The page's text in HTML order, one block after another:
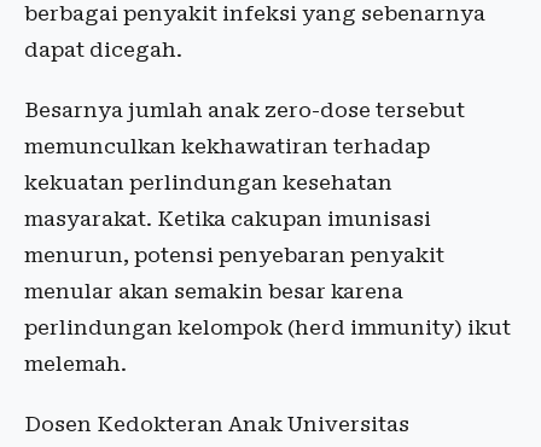
berbagai penyakit infeksi yang sebenarnya
dapat dicegah.
Besarnya jumlah anak zero-dose tersebut
memunculkan kekhawatiran terhadap
kekuatan perlindungan kesehatan
masyarakat. Ketika cakupan imunisasi
menurun, potensi penyebaran penyakit
menular akan semakin besar karena
perlindungan kelompok (herd immunity) ikut
melemah.
Dosen Kedokteran Anak Universitas